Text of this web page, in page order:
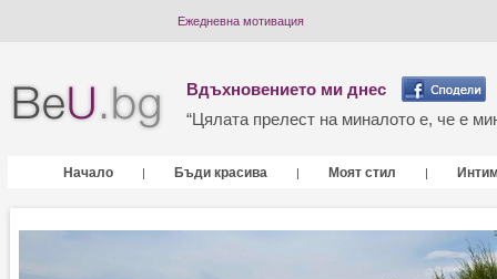
Ежедневна мотивация
Вдъхновението ми днес
“Цялата прелест на миналото е, че е
Начало | Бъди красива | Моят стил |